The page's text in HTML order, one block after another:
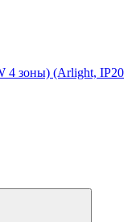
4 зоны) (Arlight, IP20